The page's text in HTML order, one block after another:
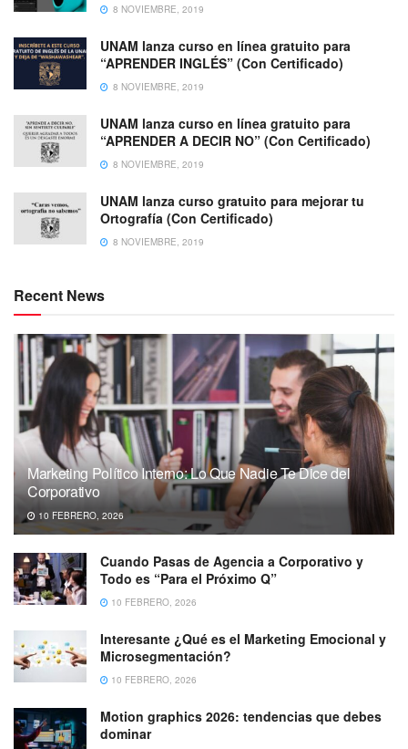
8 NOVIEMBRE, 2019
UNAM lanza curso en línea gratuito para
“APRENDER INGLÉS” (Con Certificado)
8 NOVIEMBRE, 2019
UNAM lanza curso en línea gratuito para
“APRENDER A DECIR NO” (Con Certificado)
8 NOVIEMBRE, 2019
UNAM lanza curso gratuito para mejorar tu
Ortografía (Con Certificado)
8 NOVIEMBRE, 2019
Recent News
Marketing Político Interno: Lo Que Nadie Te Dice del
Corporativo
10 FEBRERO, 2026
Cuando Pasas de Agencia a Corporativo y
Todo es “Para el Próximo Q”
10 FEBRERO, 2026
Interesante ¿Qué es el Marketing Emocional y
Microsegmentación?
10 FEBRERO, 2026
Motion graphics 2026: tendencias que debes
dominar